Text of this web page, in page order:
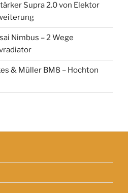
Supra 2.0 von Elektor
Nimbus – 2 Wege
& Müller BM8 – Hochton